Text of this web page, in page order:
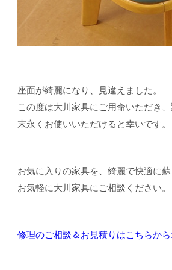
座面が綺麗になり、見違えました。
この度は大川家具にご用命いただき
末永くお使いいただけると幸いです。
お気に入りの家具を、綺麗で快適に蘇
お気軽に大川家具にご相談ください。
修理のご相談＆お見積りはこちらか